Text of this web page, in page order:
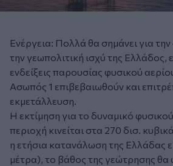
Ενέργεια: Πολλά θα σημάνει για την
την γεωπολιτική ισχύ της Ελλάδος,
ενδείξεις παρουσίας φυσικού
Ασωπός 1 επιβεβαιωθούν και
εκμετάλλευση.
Η εκτίμηση για το δυναμικό
περιοχή κινείται στα 270 δισ.
η ετήσια κατανάλωση της Ελλάδας
μέτρα), το βάθος της γεώτρησης θα